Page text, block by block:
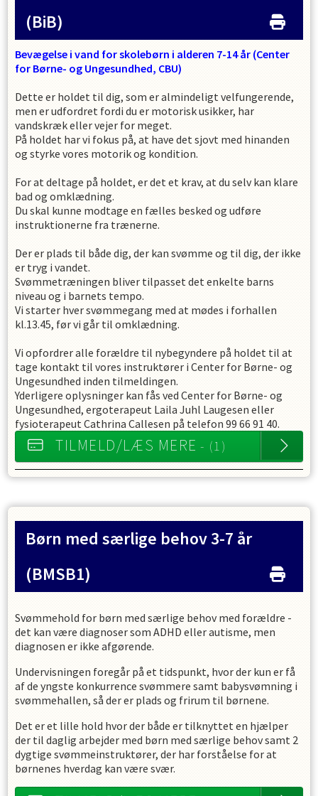
(BiB)
Bevægelse i vand for skolebørn i alderen 7-14 år (Center
for Børne- og Ungesundhed, CBU)
Dette er holdet til dig, som er almindeligt velfungerende,
men er udfordret fordi du er motorisk usikker, har
vandskræk eller vejer for meget.
På holdet har vi fokus på, at have det sjovt med hinanden
og styrke vores motorik og kondition.
For at deltage på holdet, er det et krav, at du selv kan klare
bad og omklædning.
Du skal kunne modtage en fælles besked og udføre
instruktionerne fra trænerne.
Der er plads til både dig, der kan svømme og til dig, der ikke
er tryg i vandet.
Svømmetræningen bliver tilpasset det enkelte barns
niveau og i barnets tempo.
Vi starter hver svømmegang med at mødes i forhallen
kl.13.45, før vi går til omklædning.
Vi opfordrer alle forældre til nybegyndere på holdet til at
tage kontakt til vores instruktører i Center for Børne- og
Ungesundhed inden tilmeldingen.
Yderligere oplysninger kan fås ved Center for Børne- og
Ungesundhed, ergoterapeut Laila Juhl Laugesen eller
fysioterapeut Cathrina Callesen på telefon 99 66 91 40.
TILMELD/LÆS MERE - (1)
Børn med særlige behov 3-7 år
(BMSB1)
Svømmehold for børn med særlige behov med forældre -
det kan være diagnoser som ADHD eller autisme, men
diagnosen er ikke afgørende.
Undervisningen foregår på et tidspunkt, hvor der kun er få
af de yngste konkurrence svømmere samt babysvømning i
svømmehallen, så der er plads og frirum til børnene.
Det er et lille hold hvor der både er tilknyttet en hjælper
der til daglig arbejder med børn med særlige behov samt 2
dygtige svømmeinstruktører, der har forståelse for at
børnenes hverdag kan være svær.